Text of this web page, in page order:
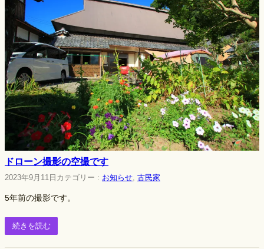
ドローン撮影の空撮です
2023年9月11日 カテゴリー : お知らせ, 古民家
5年前の撮影です。
続きを読む